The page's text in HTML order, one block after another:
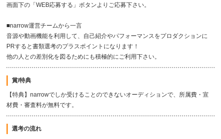
画面下の「WEB応募する」ボタンよりご応募下さい。
■narrow運営チームから一言
音源や動画機能を利用して、自己紹介やパフォーマンスをプロダクションに
PRすると書類選考のプラスポイントになります！
他の人との差別化を図るためにも積極的にご利用下さい。
賞/特典
【特典】narrowでしか受けることのできないオーディションで、所属費・宣
材費・審査料が無料です。
選考の流れ